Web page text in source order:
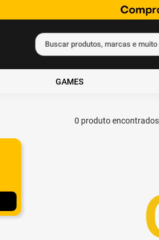
Buscar produtos, marcas e
GAMES
0 produto
Termos mais buscados